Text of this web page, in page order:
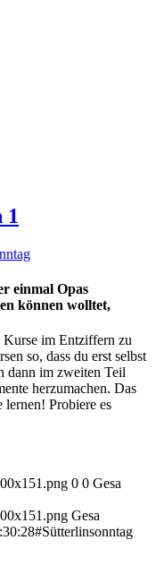
1
einmal Opas
können wolltet,
Kurse im Entziffern zu
so, dass du erst selbst
dann im zweiten Teil
herzumachen. Das
lernen! Probiere es
0 0 Gesa
Gesa
#Sütterlinsonntag